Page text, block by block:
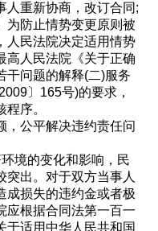
人重新协商，改订合同;
为防止情势变更原则被
人民法院决定适用情势
高人民法院《关于正确
干问题的解释(二)服务
〕165号)的要求，
序。
公平解决违约责任问
境的变化和影响，民
突出。对于双方当事人
成损失的违约金或者极
应根据合同法第一百一
于适用中华人民共和国